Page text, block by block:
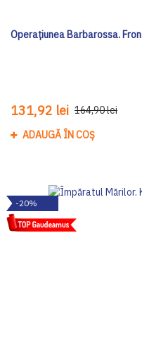
Operațiunea Barbarossa.
131,92 lei 164,90 lei
ADAUGĂ ÎN COȘ
-20%